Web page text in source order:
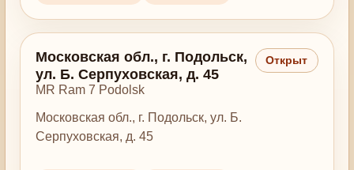
Московская обл., г. Подольск,
ул. Б. Серпуховская, д. 45
MR Ram 7 Podolsk
Открыт
Московская обл., г. Подольск, ул. Б.
Серпуховская, д. 45